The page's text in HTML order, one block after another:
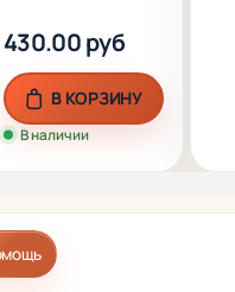
430.00 руб
В наличии
В КОРЗИНУ